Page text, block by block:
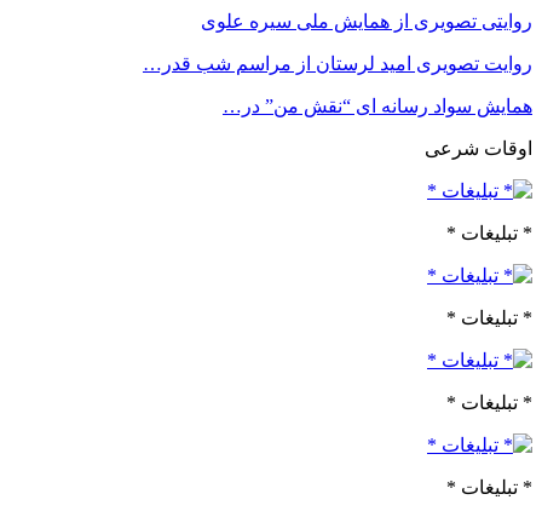
روایتی تصویری از همایش ملی سیره علوی
روایت تصویری امید لرستان از مراسم شب قدر…
همایش سواد رسانه ای “نقش من” در…
اوقات شرعی
* تبلیغات *
* تبلیغات *
* تبلیغات *
* تبلیغات *